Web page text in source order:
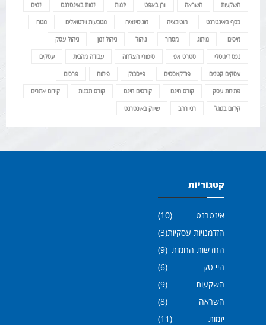
השקעות השראה וורן באפט יזמות יזמות באינטרנט יזמים
כסף באינטרנט מוטיבציה מוניטיזציה מטבעות וירטואלים מטח
מיסים מיתוג מסחר ניהול ניהול זמן ניהול עסק
נכס דיגיטלי סטרט אפ סיפורי הצלחה עבודה מהבית עסקים
עסקים קטנים פודקאסטים פייסבוק פיתוח פרסום
פתיחת עסק קורס חינם קורסים חינם קורס תכנות קידום אתרים
קידום בגוגל רני רהב שיווק באינטרנט
קטגוריות
אינטרנט
(10)
הזדמנויות עסקיות(3)
החדשות החמות (9)
היי טק
(6)
השקעות
(9)
השראה
(8)
יזמות
(11)